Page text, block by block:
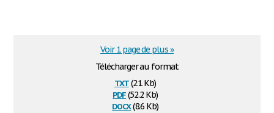
Télécharger au format
txt(2.1 Kb)
pdf(52.2 Kb)
docx(8.6 Kb)
Voir 1 page de plus »